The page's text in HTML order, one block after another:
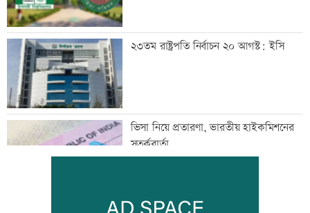
২৩তম রাষ্ট্রপতি নির্বাচন ২০ আগস্ট: ইসি
ভিসা নিয়ে প্রতারণা, ভারতীয় হাইকমিশনের
সতর্কবার্তা